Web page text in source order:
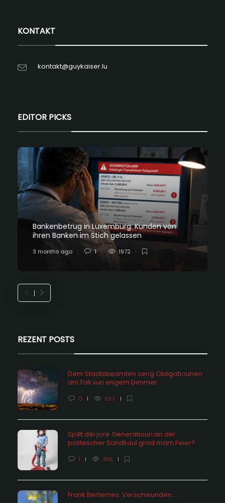
KONTAKT
kontakt@guykaiser.lu
EDITOR PICKS
Bankenbetrug in Luxemburg: Kunden von
ihren Banken im Stich gelassen
3 months ago 1 1972
REZENT POSTS
Dem Staatsbeamten seng Obligatiounen
am Fall vun engem Dimmer
0 653
Spillt déi jonk Generatioun an der
politescher Sandkaul grad mam Feier?
1 455
Frank Bertemes: Verschwunden….